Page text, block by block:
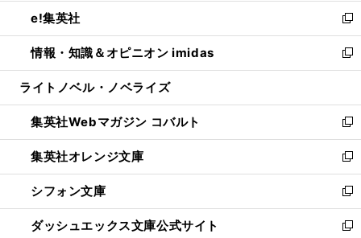
く
で
開
く
ド
ウ
で
開
ウ
ィ
ン
ド
ウ
開
く
し
い
ウ
ィ
ン
ウ
で
開
く
e!集英社
新
し
い
ウ
ン
ド
ウ
で
開
く
情報・知識＆オピニオン imidas
新
し
ウ
ィ
ン
ド
ウ
で
開
く
ライトノベル・ノベライズ
集英社Webマガジン コバルト
新
し
い
ウ
ィ
ン
ド
集英社オレンジ文庫
新
し
い
ウ
ィ
シフォン文庫
新
し
い
ダッシュエックス文庫公式サイト
新